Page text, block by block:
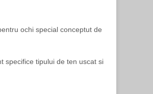
ochi special conceptut de
specifice tipului de ten uscat si